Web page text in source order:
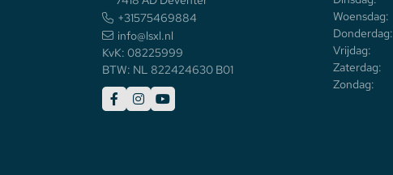
+31575469884
info@lsxl.nl
KvK: 08225999
BTW: NL 822424630 B01
Woensdag:
Donderdag:
Vrijdag:
Zaterdag:
Zondag: